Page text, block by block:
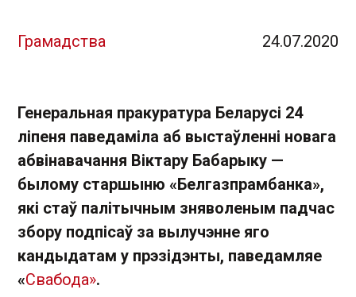
Грамадства 24.07.2020
Генеральная пракуратура Беларусі 24
ліпеня паведаміла аб выстаўленні новага
абвінавачання Віктару Бабарыку —
былому старшыню «Белгазпрамбанка»,
які стаў палітычным зняволеным падчас
збору подпісаў за вылучэнне яго
кандыдатам у прэзідэнты, паведамляе
«Свабода».